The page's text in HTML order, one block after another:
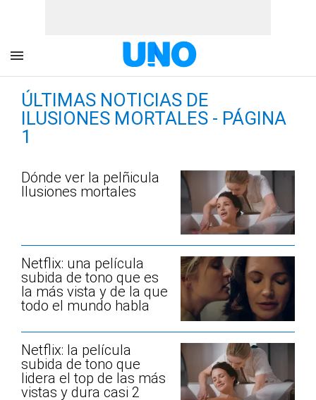
ÚLTIMAS NOTICIAS DE
ILUSIONES MORTALES - PÁGINA
1
Dónde ver la pelñicula
Ilusiones mortales
Netflix: una película
subida de tono que es
la más vista y de la que
todo el mundo habla
Netflix: la película
subida de tono que
lidera el top de las más
vistas y dura casi 2